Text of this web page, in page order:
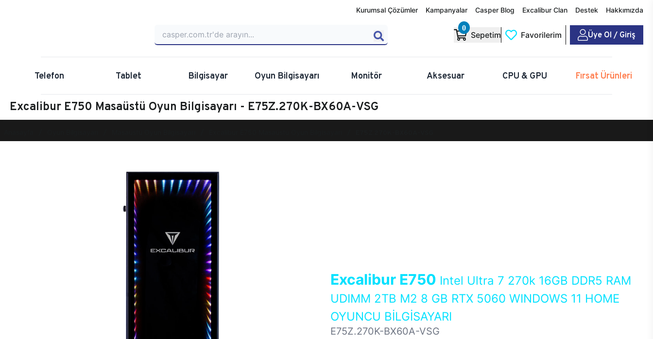
Kurumsal Çözümler Kampanyalar Casper Blog Excalibur Clan Destek Hakkımızda
0
Sepetim Favorilerim Üye Ol / Giriş
Telefon Tablet Bilgisayar Oyun Bilgisayarı Monitör Aksesuar CPU & GPU Fırsat Ürünleri
Excalibur E750 Masaüstü Oyun Bilgisayarı - E75Z.270K-BX60A-VSG
Excalibur E750 Intel Ultra 7 270k 16GB DDR5 RAM
UDIMM 2TB M2 8 GB RTX 5060 WINDOWS 11 HOME
OYUNCU BİLGİSAYARI
E75Z.270K-BX60A-VSG